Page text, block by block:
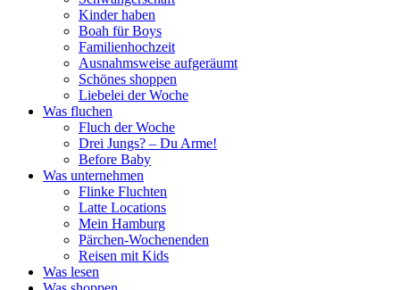
Kinder haben
Boah für Boys
Familienhochzeit
Ausnahmsweise aufgeräumt
Schönes shoppen
Liebelei der Woche
Was fluchen
Fluch der Woche
Drei Jungs? – Du Arme!
Before Baby
Was unternehmen
Flinke Fluchten
Latte Locations
Mein Hamburg
Pärchen-Wochenenden
Reisen mit Kids
Was lesen